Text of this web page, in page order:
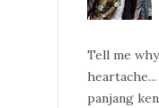
Tell me
panjang